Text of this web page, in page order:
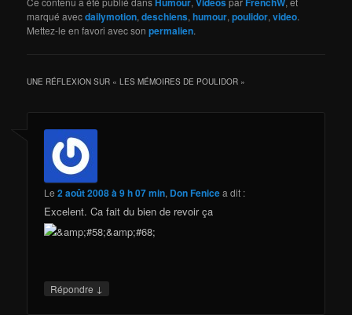
marqué avecdailymotion,deschiens,humour,poulidor,video.
Mettez-le en favori avec sonpermalien.
UNE RÉFLEXION SUR «LES MÉMOIRES DE POULIDOR »
Le2 août 2008 à 9 h 07 min, Don Fenicea dit :
Excelent. Ca fait du bien de revoir ça
Répondre ↓